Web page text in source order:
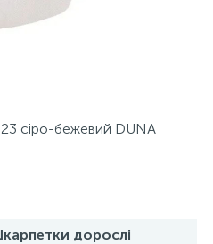
23 сіро-бежевий DUNA
дорослі